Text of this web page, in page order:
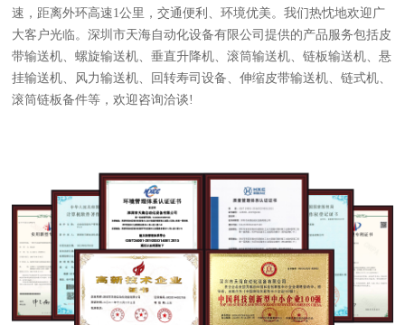
速，距离外环高速1公里，交通便利、环境优美。我们热忱地欢迎广
大客户光临。深圳市天海自动化设备有限公司提供的产品服务包括皮
带输送机、螺旋输送机、垂直升降机、滚筒输送机、链板输送机、悬
挂输送机、风力输送机、回转寿司设备、伸缩皮带输送机、链式机、
滚筒链板备件等，欢迎咨询洽谈!